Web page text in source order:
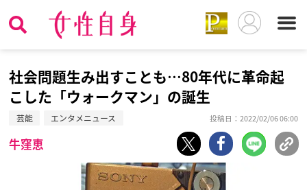
社会問題生み出すことも…80年代に革命起
こした「ウォークマン」の誕生
芸能 エンタメニュース 投稿日：2022/02/06 06:00
牛窪恵